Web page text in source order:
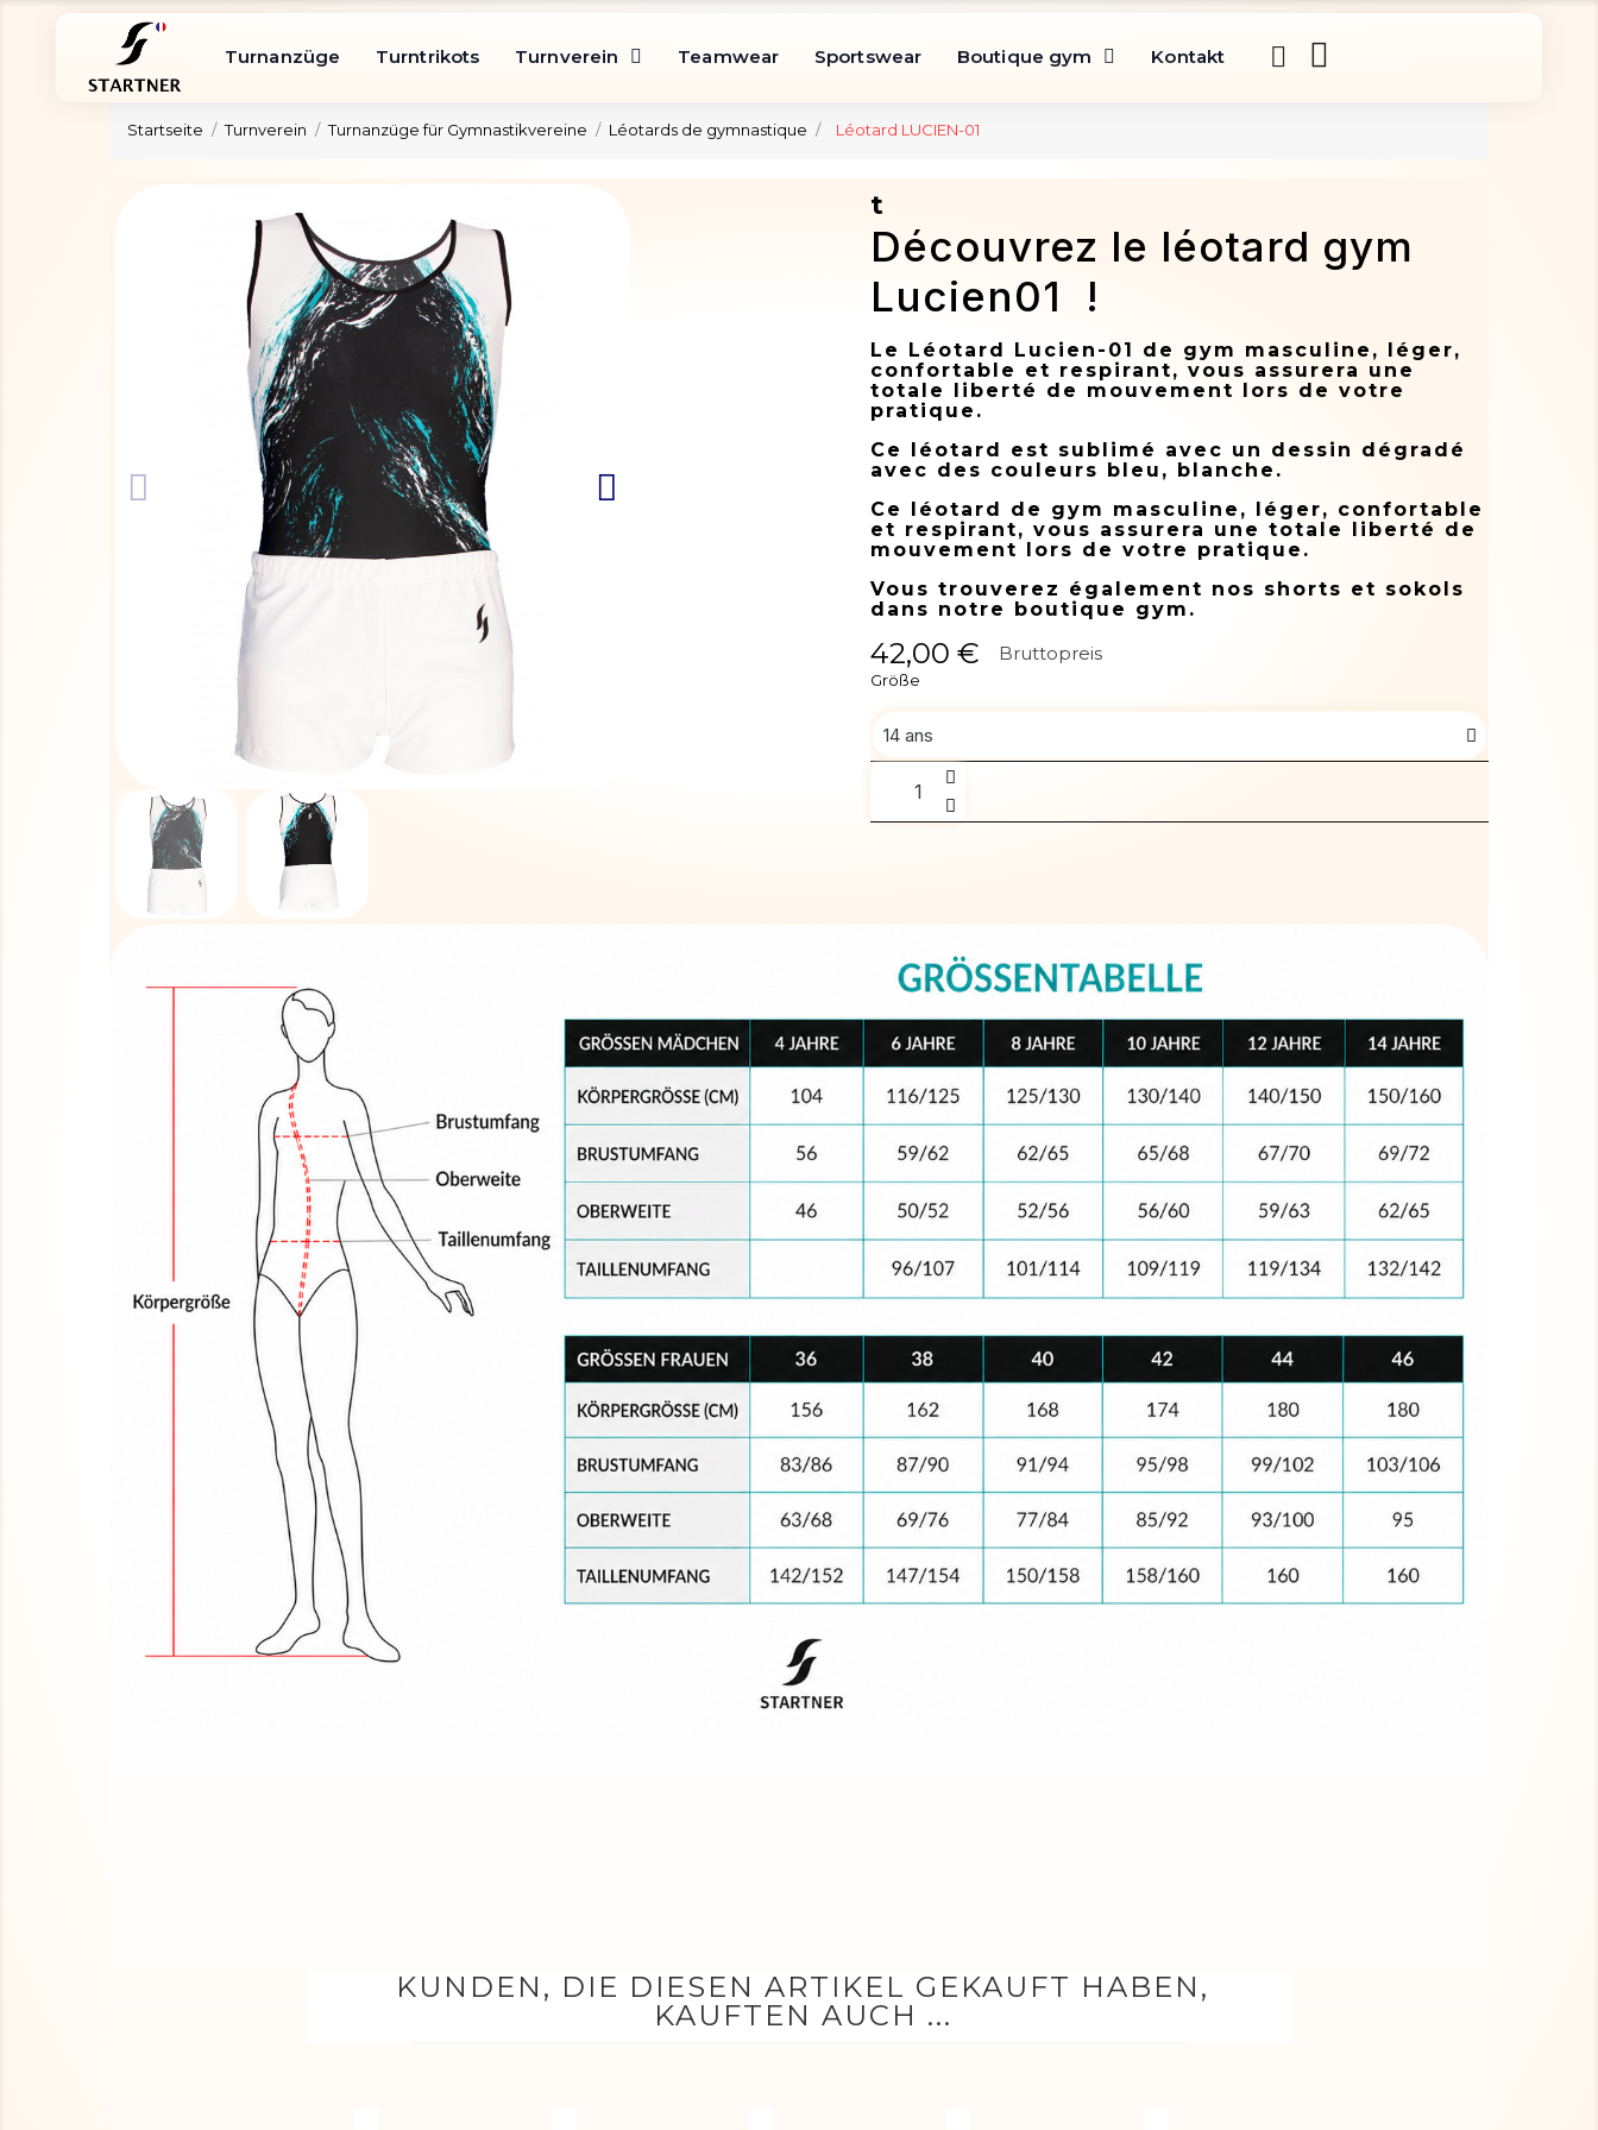
Turnanzüge Turntrikots Turnverein Teamwear Sportswear Boutique gym Kontakt
Startseite Turnverein Turnanzüge für Gymnastikvereine Léotards de gymnastique Léotard LUCIEN-01
t
Découvrez le léotard gym
Lucien01 !
Le Léotard Lucien-01 de gym masculine, léger,
confortable et respirant, vous assurera une
totale liberté de mouvement lors de votre
pratique.
Ce léotard est sublimé avec un dessin dégradé
avec des couleurs bleu, blanche.
Ce léotard de gym masculine, léger, confortable
et respirant, vous assurera une totale liberté de
mouvement lors de votre pratique.
Vous trouverez également nos shorts et sokols
dans notre boutique gym.
42,00 € Bruttopreis
Größe
KUNDEN, DIE DIESEN ARTIKEL GEKAUFT HABEN,
KAUFTEN AUCH ...